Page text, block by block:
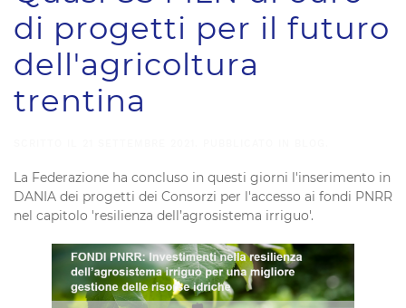
di progetti per il futuro
dell'agricoltura
trentina
La Federazione ha concluso in questi giorni l'inserimento in
DANIA dei progetti dei Consorzi per l'accesso ai fondi PNRR
nel capitolo 'resilienza dell’agrosistema irriguo'.